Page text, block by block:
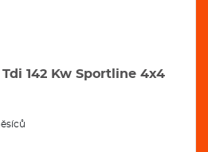
ŠKODA Kodiaq 2.0 Tdi